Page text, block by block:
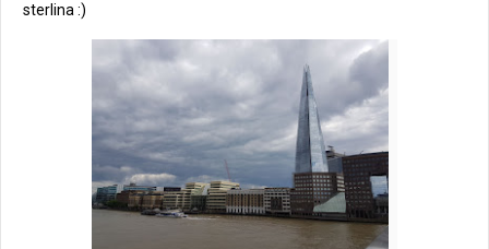
sterlina :)